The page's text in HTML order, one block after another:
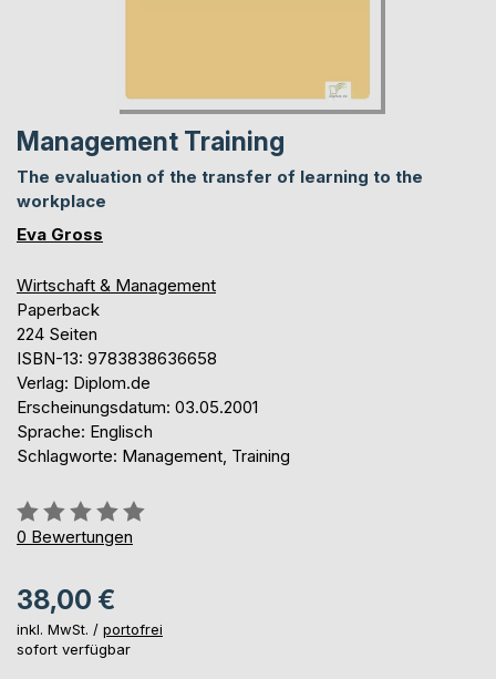
Management Training
The evaluation of the transfer of learning to the
workplace
Eva Gross
Wirtschaft & Management
Paperback
224 Seiten
ISBN-13: 9783838636658
Verlag: Diplom.de
Erscheinungsdatum: 03.05.2001
Sprache: Englisch
Schlagworte: Management, Training
Bewertung::
0%
0 Bewertungen
38,00 €
inkl. MwSt. / portofrei
sofort verfügbar